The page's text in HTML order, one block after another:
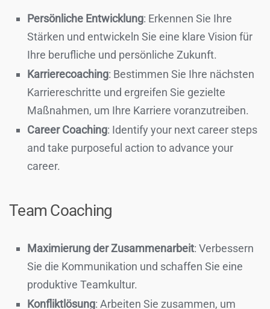
Persönliche Entwicklung: Erkennen Sie Ihre
Stärken und entwickeln Sie eine klare Vision für
Ihre berufliche und persönliche Zukunft.
Karrierecoaching: Bestimmen Sie Ihre nächsten
Karriereschritte und ergreifen Sie gezielte
Maßnahmen, um Ihre Karriere voranzutreiben.
Career Coaching: Identify your next career steps
and take purposeful action to advance your
career.
Team Coaching
Maximierung der Zusammenarbeit: Verbessern
Sie die Kommunikation und schaffen Sie eine
produktive Teamkultur.
Konfliktlösung: Arbeiten Sie zusammen, um